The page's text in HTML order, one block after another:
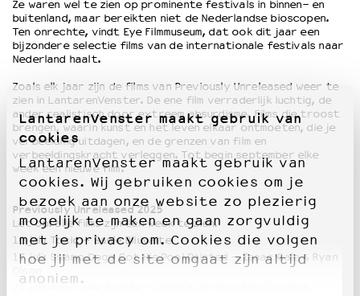
LantarenVenster maakt gebruik van
cookies
LantarenVenster maakt gebruik van
cookies. Wij gebruiken cookies om je
bezoek aan onze website zo plezierig
mogelijk te maken en gaan zorgvuldig
met je privacy om. Cookies die volgen
hoe jij met de site omgaat zijn altijd
anoniem.
OVER LANTARENVENSTER
Wat we doen
Werken bij
Wie is wie
Word vriend
Historie
Partners
Huisregels
Privacyverklaring
Integriteits- en gedragscode
Duurzaamheid
Culturele boycot Israël
Ruimte voor artistieke vrijheid – VNPF
Ze waren wel te zien op prominente festivals in binnen- en
buitenland, maar bereikten niet de Nederlandse bioscopen.
Ten onrechte, vindt Eye Filmmuseum, dat ook dit jaar een
bijzondere selectie films van de internationale festivals naar
Nederland haalt.
Zoals elk jaar zijn de films van Previously Unreleased weer te
zien in LantarenVenster. De ene film verraderlijk luchtig, de
ander realistisch door extreem absurdisme. Films die troost
brengen, waarin kunst en het leven elkaar ontmoeten, die je
verbeelding uitdagen, en de grenzen van film en
verbeeldingskracht verleggen. Tot begin september elke
week een nieuwe film.
Previously Unreleased 2025
Let op: alle films zijn één week te zien.
10 juli: Toxic – Saule Bliuvaite
17 juli: Swamp Dogg Got His Pool Painted – Isaac Gale & Ryan
24 juli: Agarrame fuerte – Leticia Jorge & Ana Guevara